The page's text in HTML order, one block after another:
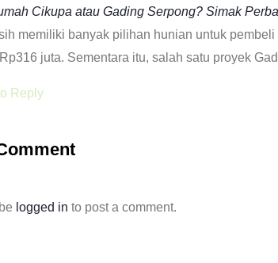
Cikupa atau Gading Serpong? Simak
memiliki banyak pilihan hunian untuk
juta. Sementara itu, salah satu proyek
Reply
logged in to post a comment.